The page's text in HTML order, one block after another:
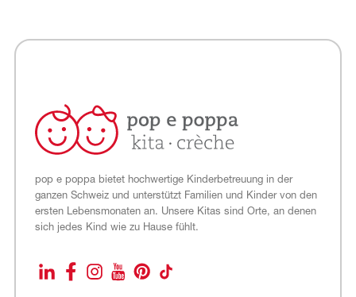
pop e poppa bietet hochwertige Kinderbetreuung in der
ganzen Schweiz und unterstützt Familien und Kinder von den
ersten Lebensmonaten an. Unsere Kitas sind Orte, an denen
sich jedes Kind wie zu Hause fühlt.
LinkedInFacebookInstagram
YouTubePinterestTikTok